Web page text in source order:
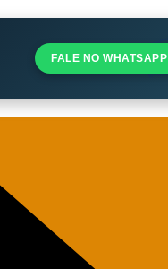
FALE NO WHATSAPP